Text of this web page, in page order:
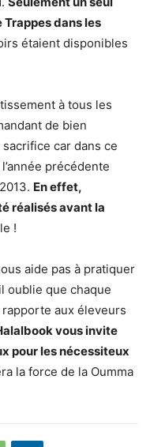
dans les
étaient disponibles
à tous les
de bien
car dans ce
précédente
En effet,
réalisés avant la
!
aide pas à pratiquer
oublie que chaque
aux éleveurs
vous invite
pour les nécessiteux
la force de la Oumma